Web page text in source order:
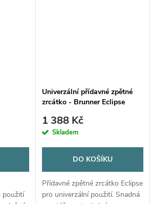
použití
Univerzální přídavné zpětné
zrcátko - Brunner Eclipse
1 388 Kč
Skladem
DO KOŠÍKU
Přídavné zpětné zrcátko Eclipse
pro univerzální použití. Snadná